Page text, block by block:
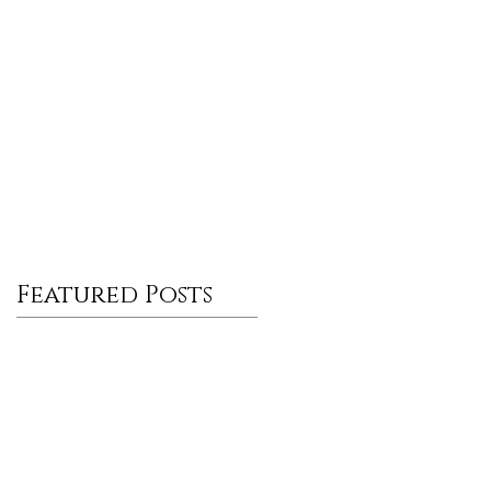
Featured Posts